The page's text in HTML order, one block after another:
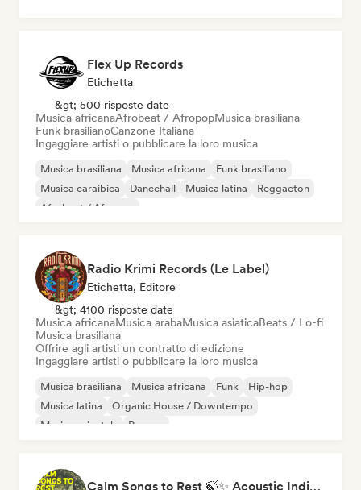
Flex Up Records
Etichetta
&gt; 500 risposte date
Musica africanaAfrobeat / AfropopMusica brasiliana
Funk brasilianoCanzone Italiana
Ingaggiare artisti o pubblicare la loro musica
Musica brasiliana Musica africana
Funk brasiliano
Musica caraibica
Dancehall Musica latina
Reggaeton
Afrobeat / Afropop
Radio Krimi Records (Le Label)
Etichetta, Editore
&gt; 4100 risposte date
Musica africanaMusica arabaMusica asiaticaBeats / Lo-fi
Musica brasiliana
Offrire agli artisti un contratto di edizione
Ingaggiare artisti o pubblicare la loro musica
Musica brasiliana Musica africana Funk
Hip-hop
Musica latina
Organic House / Downtempo
Musica orientale
Reggae
Calm Songs to Rest 🍃✨ Acoustic Indie Folk & Singer-Songwriter